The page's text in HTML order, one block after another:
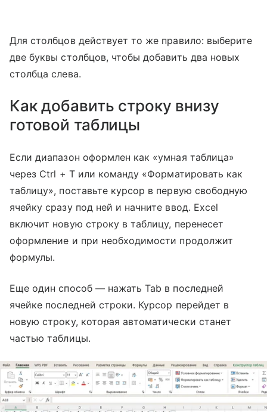
Для столбцов действует то же правило: выберите
две буквы столбцов, чтобы добавить два новых
столбца слева.
Как добавить строку внизу
готовой таблицы
Если диапазон оформлен как «умная таблица»
через Ctrl + T или команду «Форматировать как
таблицу», поставьте курсор в первую свободную
ячейку сразу под ней и начните ввод. Excel
включит новую строку в таблицу, перенесет
оформление и при необходимости продолжит
формулы.
Еще один способ — нажать Tab в последней
ячейке последней строки. Курсор перейдет в
новую строку, которая автоматически станет
частью таблицы.